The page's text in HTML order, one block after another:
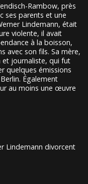
Rambow, près
ses parents et une
Lindemann, était
violente, il avait
à la boisson,
avec son fils. Sa mère,
et journaliste, qui fut
quelques émissions
Également
au moins une œuvre
Lindemann divorcent